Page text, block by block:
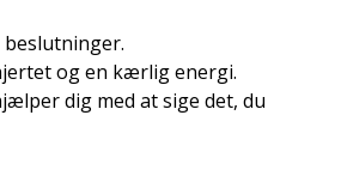
og en kærlig energi.
dig med at sige det, du